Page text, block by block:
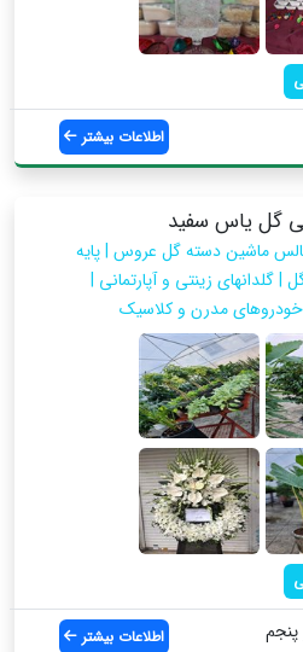
اطلاعات بیشتر
گل یاس سفید
ماشین دسته گل عروس | پایه
گلدانهای زینتی و آپارتمانی |
خودروهای مدرن و کلاسیک
اطلاعات بیشتر